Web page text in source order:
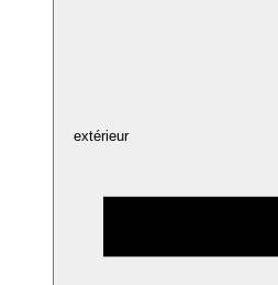
extérieur